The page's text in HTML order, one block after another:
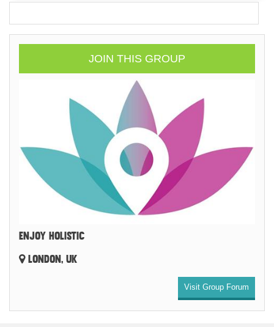
JOIN THIS GROUP
ENJOY HOLISTIC
LONDON, UK
Visit Group Forum